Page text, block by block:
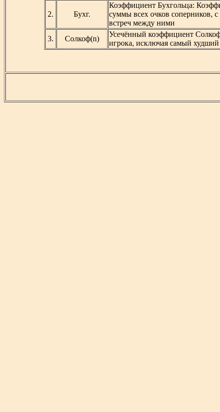
2. Бухг.
Коэффициент Бухгольца:
суммы всех очков соперников,
встреч между ними
3.
Солкоф(n)
Усечённый коэффициент
игрока, исключая самый худший